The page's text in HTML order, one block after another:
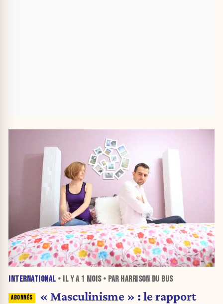
INTERNATIONAL • IL Y A 1 MOIS• PAR HARRISON DU BUS
« Masculinisme » : le rapport